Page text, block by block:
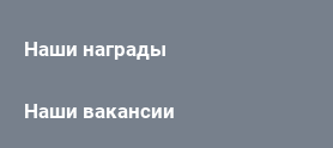
Наши награды
Наши вакансии